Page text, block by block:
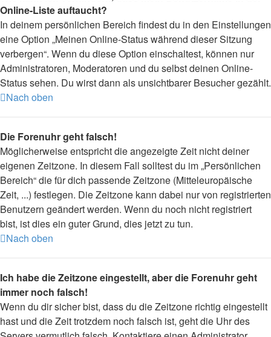
Online-Liste auftaucht?
In deinem persönlichen Bereich findest du in den Einstellungen
eine Option „Meinen Online-Status während dieser Sitzung
verbergen“. Wenn du diese Option einschaltest, können nur
Administratoren, Moderatoren und du selbst deinen Online-
Status sehen. Du wirst dann als unsichtbarer Besucher gezählt.
Nach oben
Die Forenuhr geht falsch!
Möglicherweise entspricht die angezeigte Zeit nicht deiner
eigenen Zeitzone. In diesem Fall solltest du im „Persönlichen
Bereich“ die für dich passende Zeitzone (Mitteleuropäische
Zeit, ...) festlegen. Die Zeitzone kann dabei nur von registrierten
Benutzern geändert werden. Wenn du noch nicht registriert
bist, ist dies ein guter Grund, dies jetzt zu tun.
Nach oben
Ich habe die Zeitzone eingestellt, aber die Forenuhr geht
immer noch falsch!
Wenn du dir sicher bist, dass du die Zeitzone richtig eingestellt
hast und die Zeit trotzdem noch falsch ist, geht die Uhr des